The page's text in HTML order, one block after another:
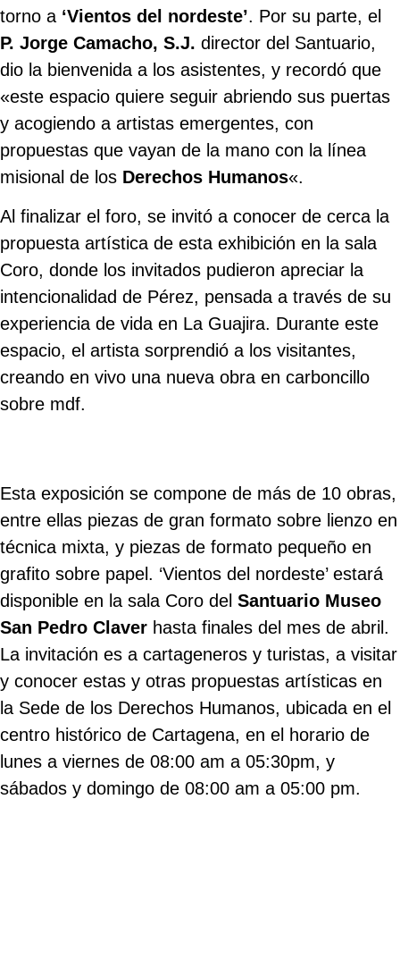
torno a ‘Vientos del nordeste’. Por su parte, el
P. Jorge Camacho, S.J. director del Santuario,
dio la bienvenida a los asistentes, y recordó que
«este espacio quiere seguir abriendo sus puertas
y acogiendo a artistas emergentes, con
propuestas que vayan de la mano con la línea
misional de los Derechos Humanos«.
Al finalizar el foro, se invitó a conocer de cerca la
propuesta artística de esta exhibición en la sala
Coro, donde los invitados pudieron apreciar la
intencionalidad de Pérez, pensada a través de su
experiencia de vida en La Guajira. Durante este
espacio, el artista sorprendió a los visitantes,
creando en vivo una nueva obra en carboncillo
sobre mdf.
Esta exposición se compone de más de 10 obras,
entre ellas piezas de gran formato sobre lienzo en
técnica mixta, y piezas de formato pequeño en
grafito sobre papel. ‘Vientos del nordeste’ estará
disponible en la sala Coro del Santuario Museo
San Pedro Claver hasta finales del mes de abril.
La invitación es a cartageneros y turistas, a visitar
y conocer estas y otras propuestas artísticas en
la Sede de los Derechos Humanos, ubicada en el
centro histórico de Cartagena, en el horario de
lunes a viernes de 08:00 am a 05:30pm, y
sábados y domingo de 08:00 am a 05:00 pm.